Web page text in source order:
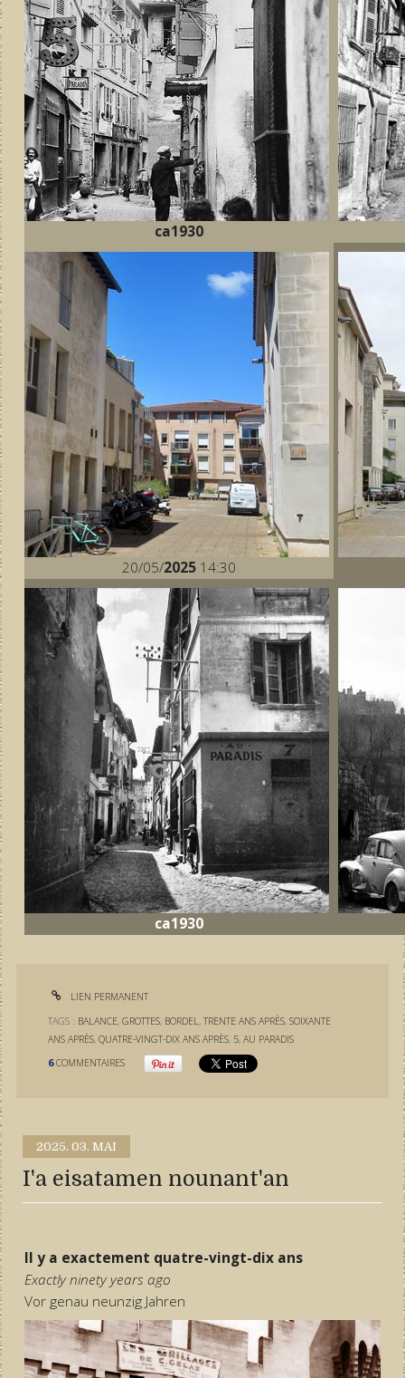
ca1930
20/05/2025 14:30
ca1930
LIEN PERMANENT
TAGS : BALANCE,GROTTES, BORDEL,TRENTE ANS APRÈS,SOIXANTE
ANS APRÈS,QUATRE-VINGT-DIX ANS APRÈS, 5,AU PARADIS
6 COMMENTAIRES
2025. 03. MAI
I'a eisatamen nounant'an
Il y a exactement quatre-vingt-dix ans
Exactly ninety years ago
Vor genau neunzig Jahren